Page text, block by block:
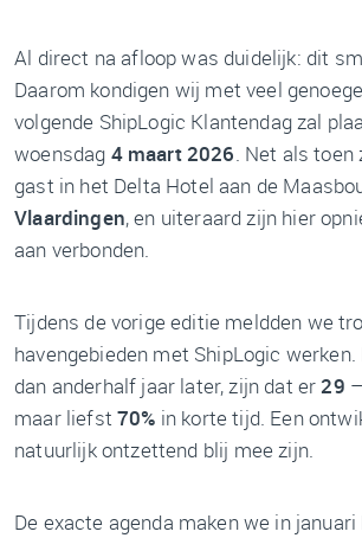
Al direct na afloop was duidelijk: dit
Daarom kondigen wij met veel
volgende ShipLogic Klantendag zal
woensdag 4 maart 2026. Net als toen
gast in het Delta Hotel aan de
Vlaardingen, en uiteraard zijn hier
aan verbonden.
Tijdens de vorige editie meldden we
havengebieden met ShipLogic
dan anderhalf jaar later, zijn dat er 29
maar liefst70% in korte tijd. Een
natuurlijk ontzettend blij mee zijn.
De exacte agenda maken we in